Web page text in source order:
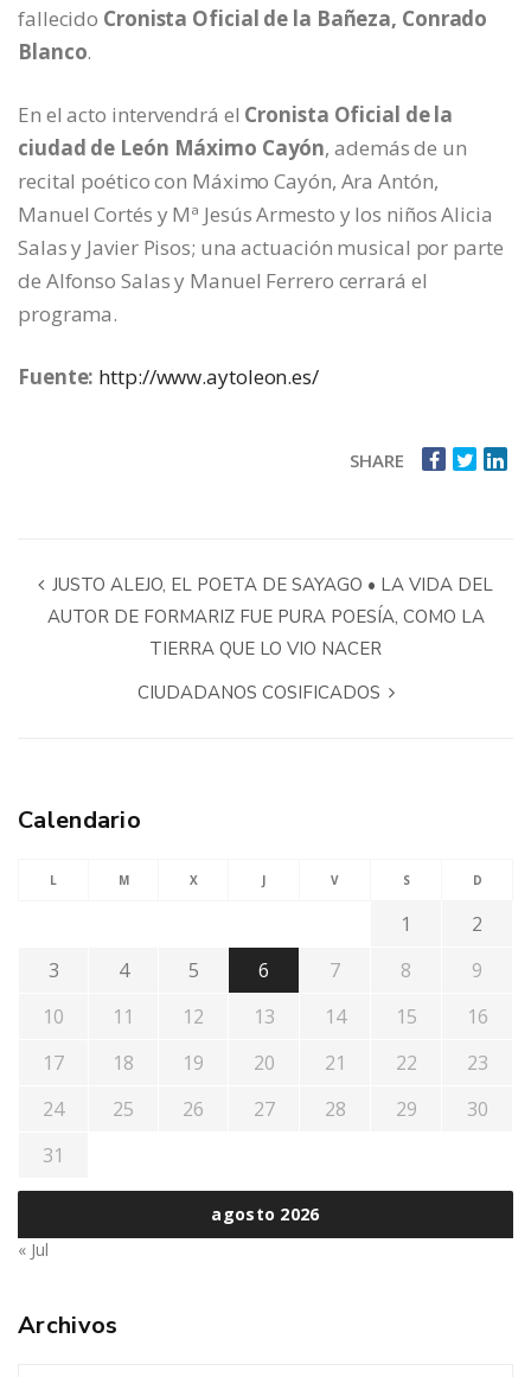
fallecido Cronista Oficial de la Bañeza, Conrado
Blanco.
En el acto intervendrá el Cronista Oficial de la
ciudad de León Máximo Cayón, además de un
recital poético con Máximo Cayón, Ara Antón,
Manuel Cortés y Mª Jesús Armesto y los niños Alicia
Salas y Javier Pisos; una actuación musical por parte
de Alfonso Salas y Manuel Ferrero cerrará el
programa.
Fuente: http://www.aytoleon.es/
SHARE
JUSTO ALEJO, EL POETA DE SAYAGO • LA VIDA DEL
AUTOR DE FORMARIZ FUE PURA POESÍA, COMO LA
TIERRA QUE LO VIO NACER
CIUDADANOS COSIFICADOS
Calendario
agosto 2026
L M X J V S D
1
2
3
4 5 6 7 8
9
10
11 12 13 14 15
16
17
18 19 20 21 22
23
24
25 26 27 28 29
30
31
« Jul
Archivos